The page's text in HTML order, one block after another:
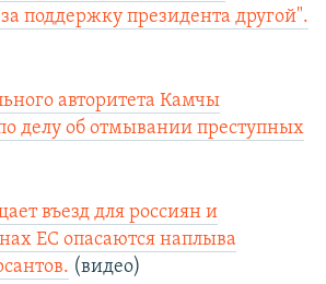
поддержку президента другой".
авторитета Камчы
делу об отмывании преступных
въезд для россиян и
ЕС опасаются наплыва
(видео)